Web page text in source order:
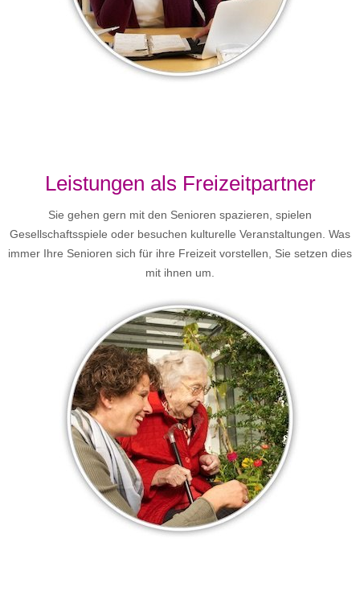
Leistungen als Freizeitpartner
Sie gehen gern mit den Senioren spazieren, spielen
Gesellschaftsspiele oder besuchen kulturelle Veranstaltungen. Was
immer Ihre Senioren sich für ihre Freizeit vorstellen, Sie setzen dies
mit ihnen um.